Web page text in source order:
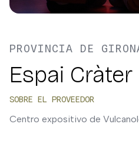
PROVINCIA DE
Espai Cràter
SOBRE EL PROVEEDOR
Centro expositivo de